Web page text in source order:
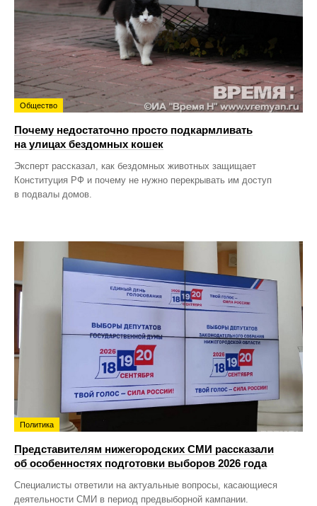
Общество
Почему недостаточно просто подкармливать
на улицах бездомных кошек
Эксперт рассказал, как бездомных животных защищает
Конституция РФ и почему не нужно перекрывать им доступ
в подвалы домов.
Политика
Представителям нижегородских СМИ рассказали
об особенностях подготовки выборов 2026 года
Специалисты ответили на актуальные вопросы, касающиеся
деятельности СМИ в период предвыборной кампании.